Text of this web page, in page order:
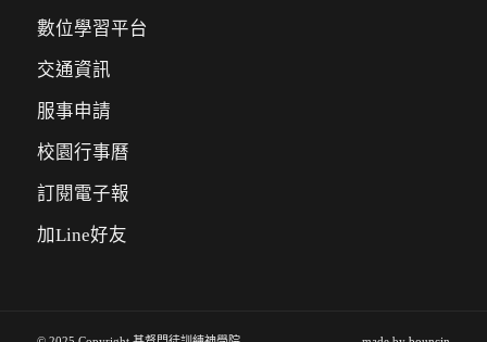
數位學習平台
交通資訊
服事申請
校園行事曆
訂閱電子報
加Line好友